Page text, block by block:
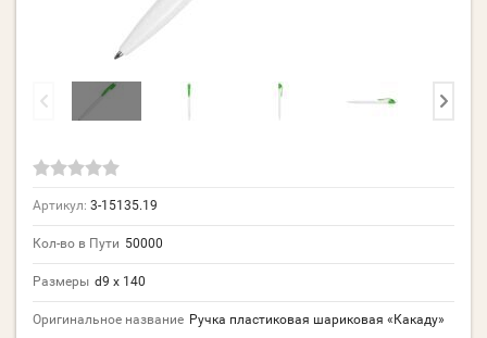
Артикул: 3-15135.19
Кол-во в Пути 50000
Размеры d9 х 140
Оригинальное название Ручка пластиковая шариковая «Какаду»